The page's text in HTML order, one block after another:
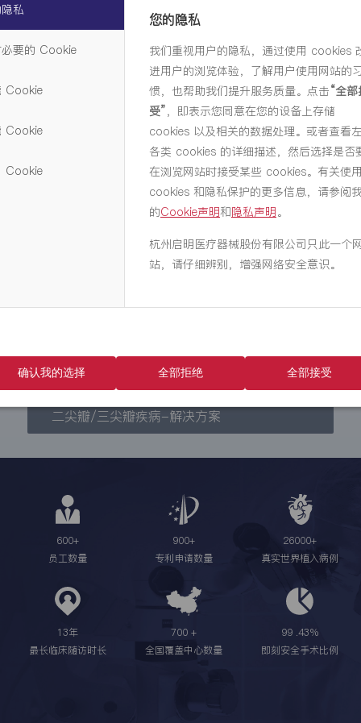
启明医疗成立于2009年，位于杭州国家高新技术产业
开发区（滨江），致力于结构性心脏病经导管治疗产
品的研发和产业化。公司已于2019年12月10日在香
港联交所主板上市，股票代码为02500。
公司全系列「中国智造」瓣膜产品已经走进全球60多
个国家和地区，足迹涉及亚洲、欧洲、南美和北美地
区。目前，启明医疗已建立了一个全面的结构性心脏
病整体解决方案，覆盖主动脉瓣、肺动脉瓣、二尖
瓣、三尖瓣等心脏瓣膜疾病以及手术配套产品等完整
MORE
肺动脉瓣疾病-解决方案
二尖瓣/三尖瓣疾病-解决方案
600+
员工数量
900+
专利申请数量
26000+
真实世界植入病例
13年
最长临床随访时长
700 +
全国覆盖中心数量
99 .43%
即刻安全手术比例
私
要的 Cookie
Cookie
Cookie
Cookie
您的隐私
我们重视用户的隐私，通过使用 cookies
进用户的浏览体验，了解用户使用网站的
惯，也帮助我们提升服务质量。点击“全
受”，即表示您同意在您的设备上存储
cookies 以及相关的数据处理。或者查看
各类 cookies 的详细描述，然后选择是否
在浏览网站时接受某些 cookies。有关使
cookies 和隐私保护的更多信息，请参阅
的Cookie声明和隐私声明。
杭州启明医疗器械股份有限公司只此一个
站，请仔细辨别，增强网络安全意识。
确认我的选择 全部拒绝 全部接受